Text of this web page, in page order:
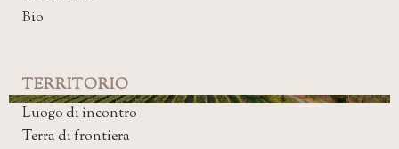
Bio
TERRITORIO
Luogo di incontro
Terra di frontiera